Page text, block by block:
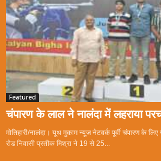
Featured
चंपारण के लाल ने नालंदा में लहराया
मोतिहारी/नालंदा। यूथ मुकाम न्यूज नेटवर्क पूर्वी चंपारण के
रोड निवासी प्रतीक मिश्रा ने 19 से 25...